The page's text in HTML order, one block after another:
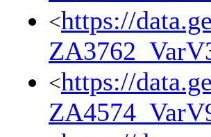
<https://
<https://